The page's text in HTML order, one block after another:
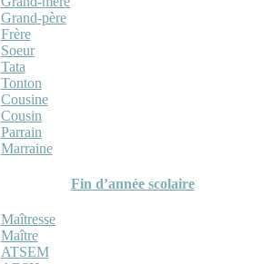
Grand-père
Frère
Soeur
Tata
Tonton
Cousine
Cousin
Parrain
Marraine
Fin d’année scolaire
Maîtresse
Maître
ATSEM